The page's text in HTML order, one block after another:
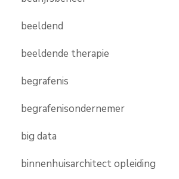
beeldend
beeldende therapie
begrafenis
begrafenisondernemer
big data
binnenhuisarchitect opleiding